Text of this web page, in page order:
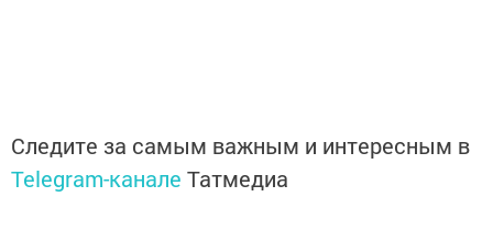
Следите за самым важным и интересным в
Telegram-канале Татмедиа